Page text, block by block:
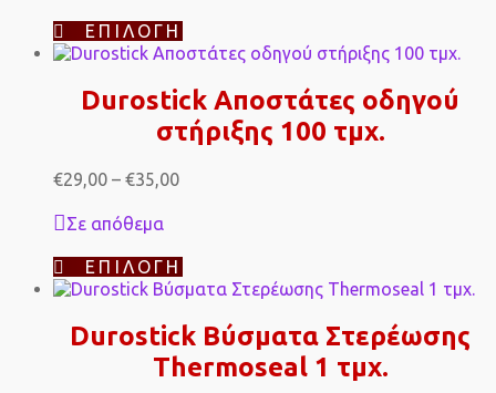
€8,00
ΕΠΙΛΟΓΉ Αυτό
το
έχει
πολλαπλές
παραλλαγές.
Οι
του
Durostick Αποστάτες οδηγού
στήριξης 100 τμχ.
€29,00 – €35,00Price
€35,00
Σε απόθεμα
ΕΠΙΛΟΓΉ Αυτό
το
προϊόν
έχει
πολλαπλές
παραλλαγές.
Οι
Durostick Βύσματα Στερέωσης
Thermoseal 1 τμχ.